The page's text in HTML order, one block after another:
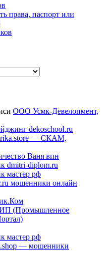
права, паспорт или
ООО Усмк-Девелопмент,
dekoschool.ru
— СКАМ,
Ваня впн
dmitri-diplom.ru
мастер рф
мошенники онлайн
(Промышленное
мастер рф
— мошенники